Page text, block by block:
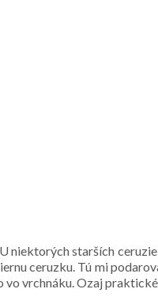
niektorých starších
ceruzku. Tú mi
vo vrchnáku. Ozaj